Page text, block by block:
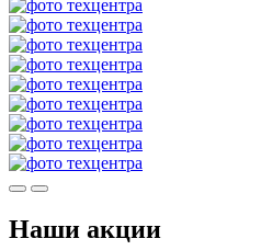
Наши акции